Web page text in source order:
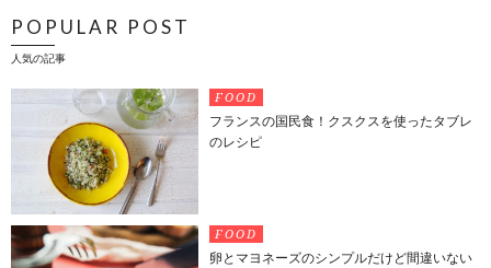
POPULAR POST
人気の記事
FOOD
フランスの国民食！クスクスを使ったタブレ
のレシピ
FOOD
卵とマヨネーズのシンプルだけど間違いない